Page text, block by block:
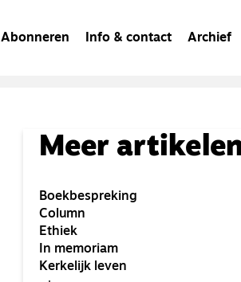
Abonneren Info & contact Archief
Meer
Boekbespreking
Column
Ethiek
In memoriam
Kerkelijk leven